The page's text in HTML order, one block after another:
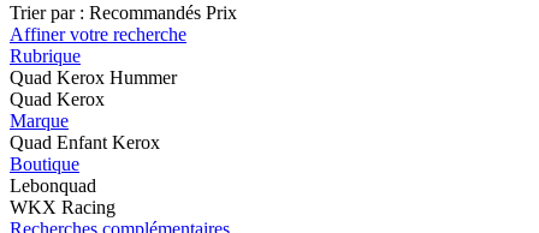
Trier par : Recommandés Prix
Affiner votre recherche
Rubrique
Quad Kerox Hummer
Quad Kerox
Marque
Quad Enfant Kerox
Boutique
Lebonquad
WKX Racing
Recherches complémentaires